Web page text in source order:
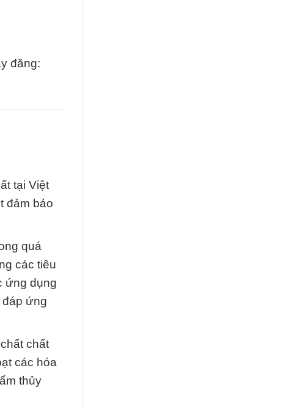
đăng:
tại Việt
đảm bảo
quá
các tiêu
ứng dụng
đáp ứng
chất
các hóa
thủy